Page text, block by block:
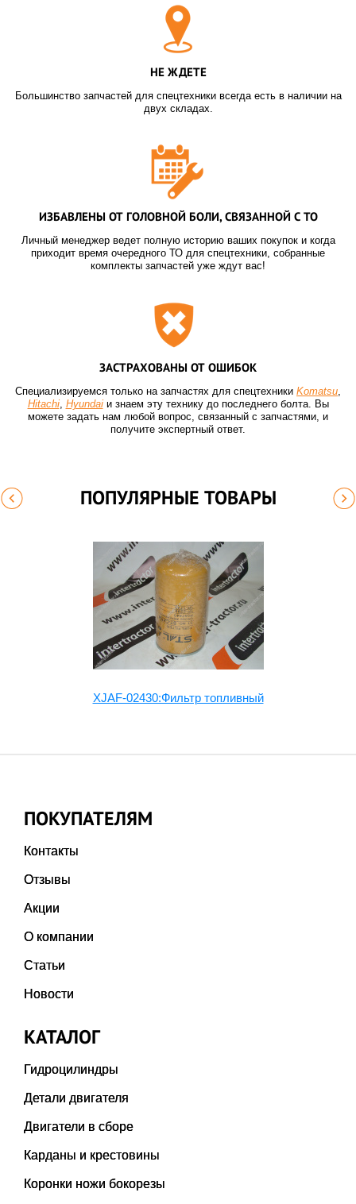
НЕ ЖДЕТЕ
Большинство запчастей для спецтехники всегда есть в наличии на
двух складах.
ИЗБАВЛЕНЫ ОТ ГОЛОВНОЙ БОЛИ, СВЯЗАННОЙ С ТО
Личный менеджер ведет полную историю ваших покупок и когда
приходит время очередного ТО для спецтехники, собранные
комплекты запчастей уже ждут вас!
ЗАСТРАХОВАНЫ ОТ ОШИБОК
Специализируемся только на запчастях для спецтехники Komatsu,
Hitachi, Hyundaiи знаем эту технику до последнего болта. Вы
можете задать нам любой вопрос, связанный с запчастями, и
получите экспертный ответ.
ПОПУЛЯРНЫЕ ТОВАРЫ
XJAF-02430:Фильтр топливный
ПОКУПАТЕЛЯМ
Контакты
Отзывы
Акции
О компании
Статьи
Новости
КАТАЛОГ
Гидроцилиндры
Детали двигателя
Двигатели в сборе
Карданы и крестовины
Коронки ножи бокорезы